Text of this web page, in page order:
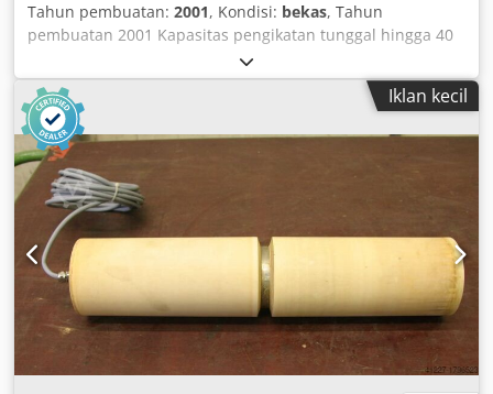
Tahun pembuatan: 2001, Kondisi: bekas, Tahun
pembuatan 2001 Kapasitas pengikatan tunggal hingga 40
ikatan/menit Kapasitas pengikatan paralel hingga 20
ikatan/menit Kapasitas pengikatan silang hingga 18
ikatan/menit Ukuran barang yang dikemas, lebar maks.
450 mm min. 200 mm Ukuran barang yang dikemas,
panjang maks. 320 mm min. 200 mm Ukuran barang yang
dikemas, diagonal maks. 560 mm Ukuran barang yang
dikemas Lebar, tunggal/paralel maks. 580 mm min. 180
mm Ukuran barang yang dikemas, tinggi maks. 400 mm
min. 10 mm Material pengikat Pita polipropilen, lebar 5
mm Ketebalan min. 0,35-0,55 mm Dsdec Ift Topfx Anfskr
Gulungan pita, diameter inti 200 mm Gulungan pita,
diameter luar sekitar 450 mm Lebar 160/180/200 mm
Sambungan listrik 400/50 V/Hz Berat bersih 510 kg (kira-
kira) Perlengkapan: Pengikatan silang dengan meja putar
terintegrasi
Iklan kecil